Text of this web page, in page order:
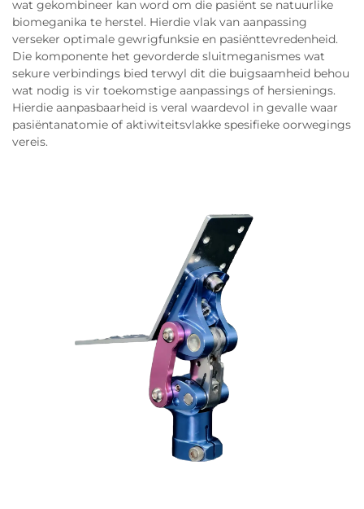
wat gekombineer kan word om die pasiënt se natuurlike
biomeganika te herstel. Hierdie vlak van aanpassing
verseker optimale gewrigfunksie en pasiënttevredenheid.
Die komponente het gevorderde sluitmeganismes wat
sekure verbindings bied terwyl dit die buigsaamheid behou
wat nodig is vir toekomstige aanpassings of hersienings.
Hierdie aanpasbaarheid is veral waardevol in gevalle waar
pasiëntanatomie of aktiwiteitsvlakke spesifieke oorwegings
vereis.